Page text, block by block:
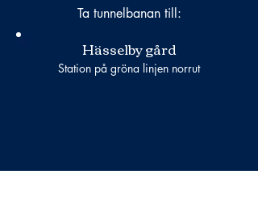
Ta tunnelbanan till:
Hässelby gård
Station på gröna linjen norrut